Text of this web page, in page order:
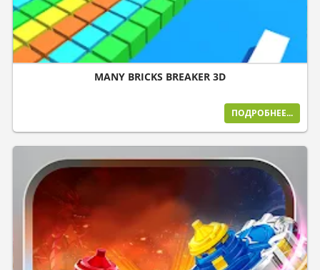
MANY BRICKS BREAKER 3D
ПОДРОБНЕЕ...